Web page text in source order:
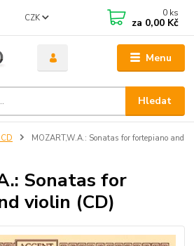
Menu
CZK
Hledat
0 ks
za 0,00 Kč
MOZART,W.A.: Sonatas for fortepiano and
Sonatas for
violin (CD)